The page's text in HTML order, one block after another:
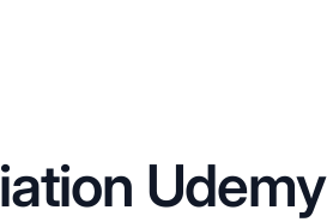
Udemy